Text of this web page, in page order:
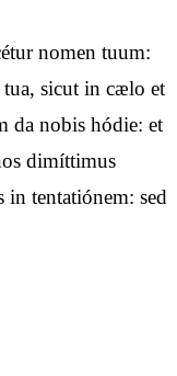
nomen tuum:
sicut in cælo et
da nobis hódie: et
dimíttimus
in tentatiónem: sed